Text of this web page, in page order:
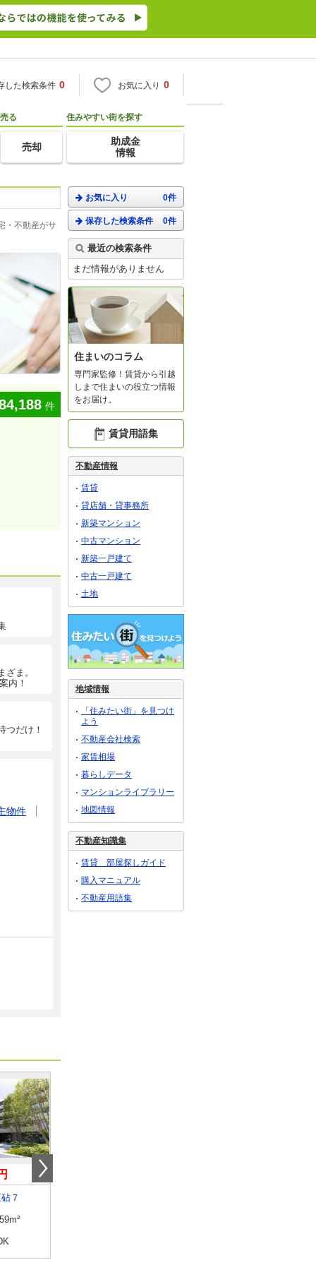
した検索条件 0 お気に入り 0
売る
売却
住みやすい街を探す
助成金
情報
・不動産がサ
件
ま。
内！
つだけ！
物件
７
お気に入り 0件
保存した検索条件 0件
最近の検索条件
まだ情報がありません
住まいのコラム
専門家監修！賃貸から引越
しまで住まいの役立つ情報
をお届け。
賃貸用語集
不動産情報
賃貸
貸店舗・貸事務所
新築マンション
中古マンション
新築一戸建て
中古一戸建て
土地
地域情報
「住みたい街」を見つけ
よう
不動産会社検索
家賃相場
暮らしデータ
マンションライブラリー
地図情報
不動産知識集
賃貸 部屋探しガイド
購入マニュアル
不動産用語集